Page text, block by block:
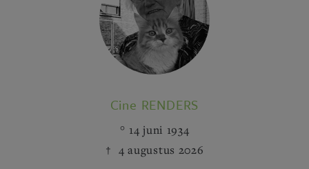
Cine RENDERS
14 juni 1934
4 augustus 2026